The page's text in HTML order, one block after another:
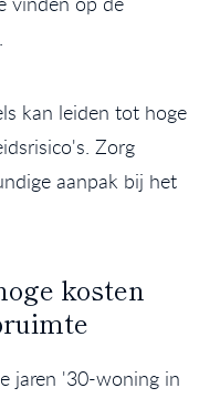
.
kan leiden tot hoge
Zorg
aanpak bij het
kosten
jaren '30-woning in